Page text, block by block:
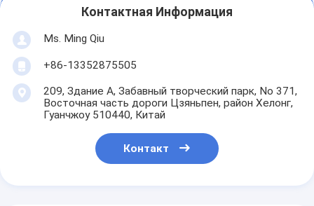
Контактная Информация
Ms. Ming Qiu
+86-13352875505
209, Здание А, Забавный творческий парк, No 371,
Восточная часть дороги Цзяньпен, район Хелонг,
Гуанчжоу 510440, Китай
Контакт